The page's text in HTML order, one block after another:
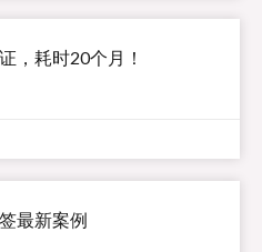
，耗时20个月！
最新案例